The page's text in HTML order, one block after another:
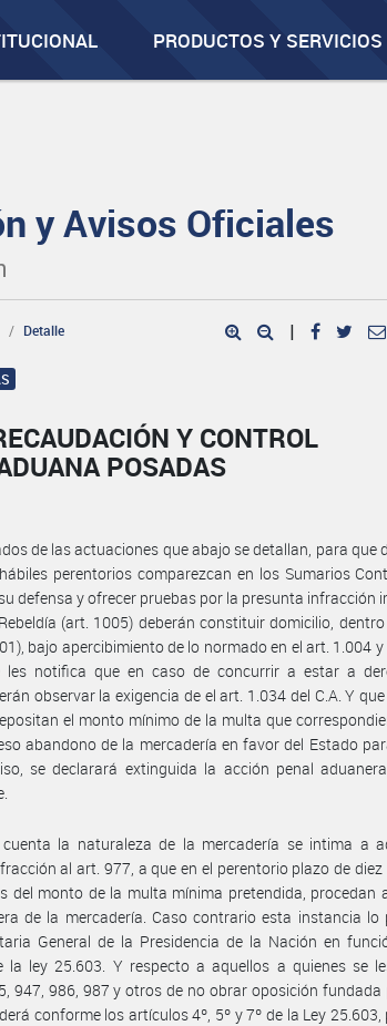
PRODUCTOS Y SERVICIOS
y Avisos Oficiales
Detalle |
Y CONTROL
POSADAS
de las actuaciones que abajo se detallan, para que
perentorios comparezcan en los Sumarios
defensa y ofrecer pruebas por la presunta infracción
(art. 1005) deberán constituir domicilio,
bajo apercibimiento de lo normado en el art. 1.004 y
les notifica que en caso de concurrir a estar a
observar la exigencia de el art. 1.034 del C.A. Y
el monto mínimo de la multa que
abandono de la mercadería en favor del Estado
se declarará extinguida la acción penal
la naturaleza de la mercadería se intima a
al art. 977, a que en el perentorio plazo de diez
del monto de la multa mínima pretendida, procedan
de la mercadería. Caso contrario esta instancia lo
General de la Presidencia de la Nación en
la ley 25.603. Y respecto a aquellos a quienes se
947, 986, 987 y otros de no obrar oposición fundada
conforme los artículos 4º, 5º y 7º de la Ley 25.603,